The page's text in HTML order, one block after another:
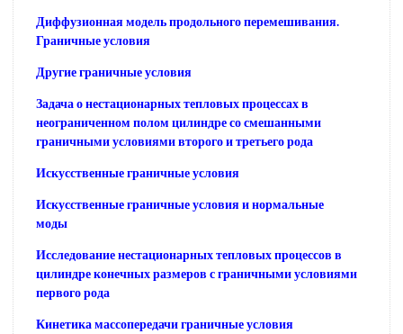
Диффузионная модель продольного перемешивания.
Граничные условия
Другие граничные условия
Задача о нестационарных тепловых процессах в
неограниченном полом цилиндре со смешанными
граничными условиями второго и третьего рода
Искусственные граничные условия
Искусственные граничные условия и нормальные
моды
Исследование нестационарных тепловых процессов в
цилиндре конечных размеров с граничными условиями
первого рода
Кинетика массопередачи граничные условия